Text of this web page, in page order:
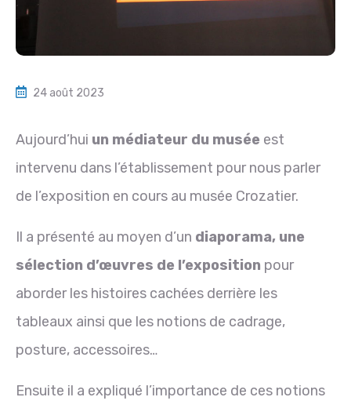
24 août 2023
Aujourd’hui un médiateur du musée est
intervenu dans l’établissement pour nous parler
de l’exposition en cours au musée Crozatier.
Il a présenté au moyen d’un diaporama, une
sélection d’œuvres de l’exposition pour
aborder les histoires cachées derrière les
tableaux ainsi que les notions de cadrage,
posture, accessoires…
Ensuite il a expliqué l’importance de ces notions